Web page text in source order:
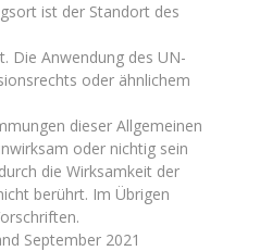
ist der Standort des
Die Anwendung des UN-
oder ähnlichem
dieser Allgemeinen
oder nichtig sein
die Wirksamkeit der
berührt. Im Übrigen
September 2021